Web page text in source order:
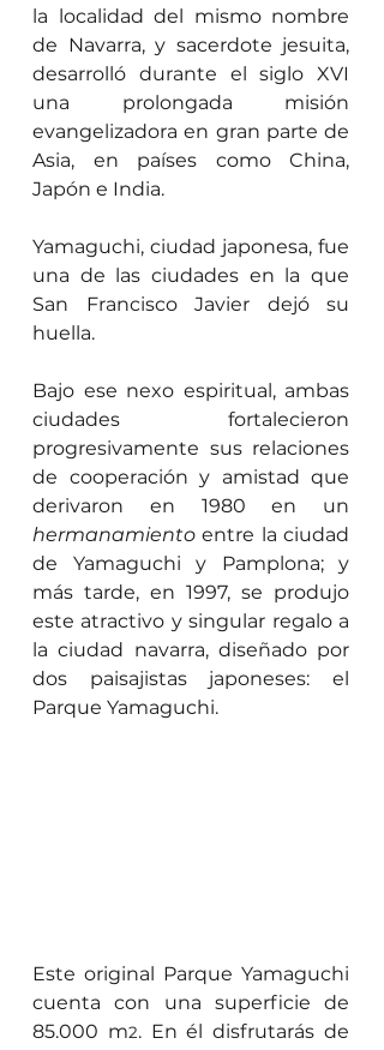
la localidad del mismo nombre
de Navarra, y sacerdote jesuita,
desarrolló durante el siglo XVI
una prolongada misión
evangelizadora en gran parte de
Asia, en países como China,
Japón e India.
Yamaguchi, ciudad japonesa, fue
una de las ciudades en la que
San Francisco Javier dejó su
huella.
Bajo ese nexo espiritual, ambas
ciudades fortalecieron
progresivamente sus relaciones
de cooperación y amistad que
hermanamiento entre la ciudad
de Yamaguchi y Pamplona; y
más tarde, en 1997, se produjo
este atractivo y singular regalo a
la ciudad navarra, diseñado por
dos paisajistas japoneses: el
Parque Yamaguchi.
Este original Parque Yamaguchi
cuenta con una superficie de
85.000 m2. En él disfrutarás de